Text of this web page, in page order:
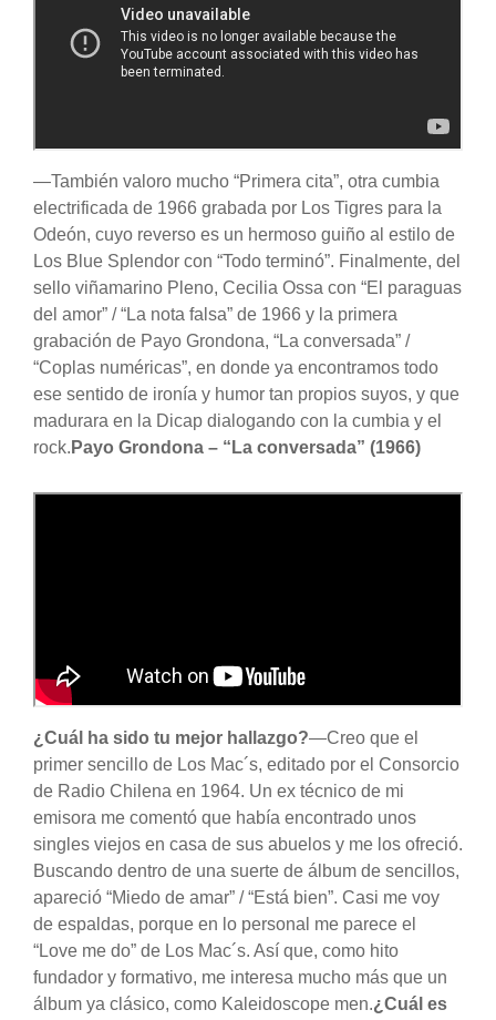
—También valoro mucho “Primera cita”, otra cumbia
electrificada de 1966 grabada por Los Tigres para la
Odeón, cuyo reverso es un hermoso guiño al estilo de
Los Blue Splendor con “Todo terminó”. Finalmente, del
sello viñamarino Pleno, Cecilia Ossa con “El paraguas
del amor” / “La nota falsa” de 1966 y la primera
grabación de Payo Grondona, “La conversada” /
“Coplas numéricas”, en donde ya encontramos todo
ese sentido de ironía y humor tan propios suyos, y que
madurara en la Dicap dialogando con la cumbia y el
rock. Payo Grondona – “La conversada” (1966)
¿Cuál ha sido tu mejor hallazgo?—Creo que el
primer sencillo de Los Mac´s, editado por el Consorcio
de Radio Chilena en 1964. Un ex técnico de mi
emisora me comentó que había encontrado unos
singles viejos en casa de sus abuelos y me los ofreció.
Buscando dentro de una suerte de álbum de sencillos,
apareció “Miedo de amar” / “Está bien”. Casi me voy
de espaldas, porque en lo personal me parece el
“Love me do” de Los Mac´s. Así que, como hito
fundador y formativo, me interesa mucho más que un
álbum ya clásico, como Kaleidoscope men.¿Cuál es